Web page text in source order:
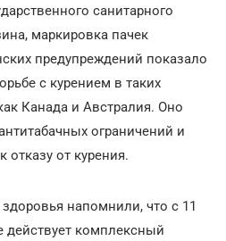
санитарного
маркировка пачек
предупреждений показало
с курением в таких
Канада и Австралия. Оно
ограничений и
отказу от курения.
напомнили, что с 11
действует комплексный